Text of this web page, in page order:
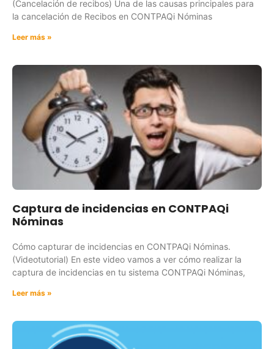
(Cancelación de recibos) Una de las causas principales para
la cancelación de Recibos en CONTPAQi Nóminas
Leer más »
Captura de incidencias en CONTPAQi
Nóminas
Cómo capturar de incidencias en CONTPAQi Nóminas.
(Videotutorial) En este video vamos a ver cómo realizar la
captura de incidencias en tu sistema CONTPAQi Nóminas,
Leer más »